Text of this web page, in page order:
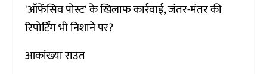
'ऑफेंसिव पोस्ट' के खिलाफ कार्रवाई, जंतर-मंतर की
रिपोर्टिंग भी निशाने पर?
आकांख्या राउत